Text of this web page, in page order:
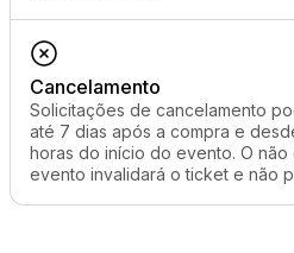
Cancelamento
Solicitações de cancelamento
até 7 dias após a compra e
horas do início do evento. O não
evento invalidará o ticket e não